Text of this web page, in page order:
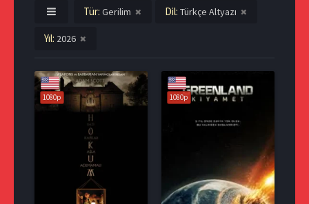
Tür: Gerilim Dil: Türkçe Altyazı
Yıl: 2026
1080p 1080p